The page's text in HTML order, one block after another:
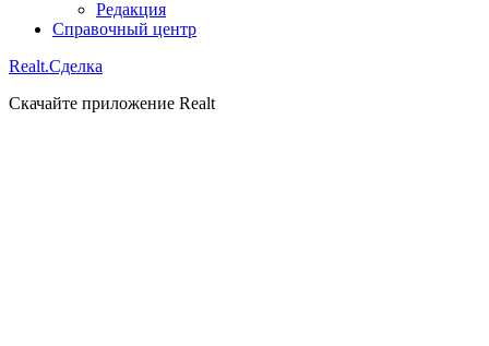
Редакция
Справочный центр
Realt.Сделка
Скачайте приложение Realt